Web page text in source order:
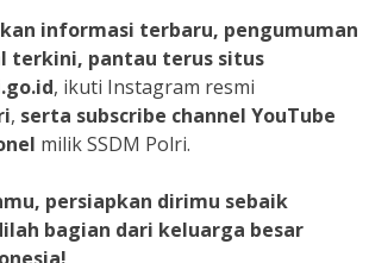
informasi terbaru, pengumuman
terkini, pantau terus situs
, ikuti Instagram resmi
, serta subscribe channel YouTube
milik SSDM Polri.
persiapkan dirimu sebaik
bagian dari keluarga besar